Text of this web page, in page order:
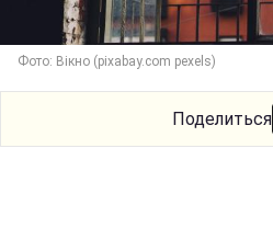
Фото: Вікно (pixabay.com pexels)
Поделиться